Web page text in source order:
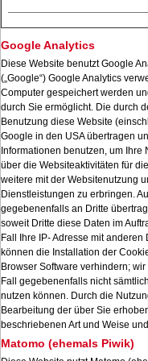
Google Analytics
Diese Website benutzt Google
(„Google“) Google Analytics
Computer gespeichert werden
durch Sie ermöglicht. Die durch
Benutzung diese Website
Google in den USA übertragen
Informationen benutzen, um
über die Websiteaktivitäten für
weitere mit der Websitenutzung
Dienstleistungen zu erbringen.
gegebenenfalls an Dritte
soweit Dritte diese Daten im
Fall Ihre IP- Adresse mit
können die Installation der
Browser Software verhindern;
Fall gegebenenfalls nicht
nutzen können. Durch die
Bearbeitung der über Sie
beschriebenen Art und Weise
Matomo (ehemals Piwik)